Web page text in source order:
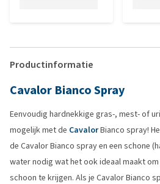
Productinformatie
Cavalor Bianco Spray
Eenvoudig hardnekkige gras-, mest- of
mogelijk met de CavalorBianco spray!
de Cavalor Bianco spray en een schone
water nodig wat het ook ideaal maakt
schoon te krijgen. Als je Cavalor Bianco